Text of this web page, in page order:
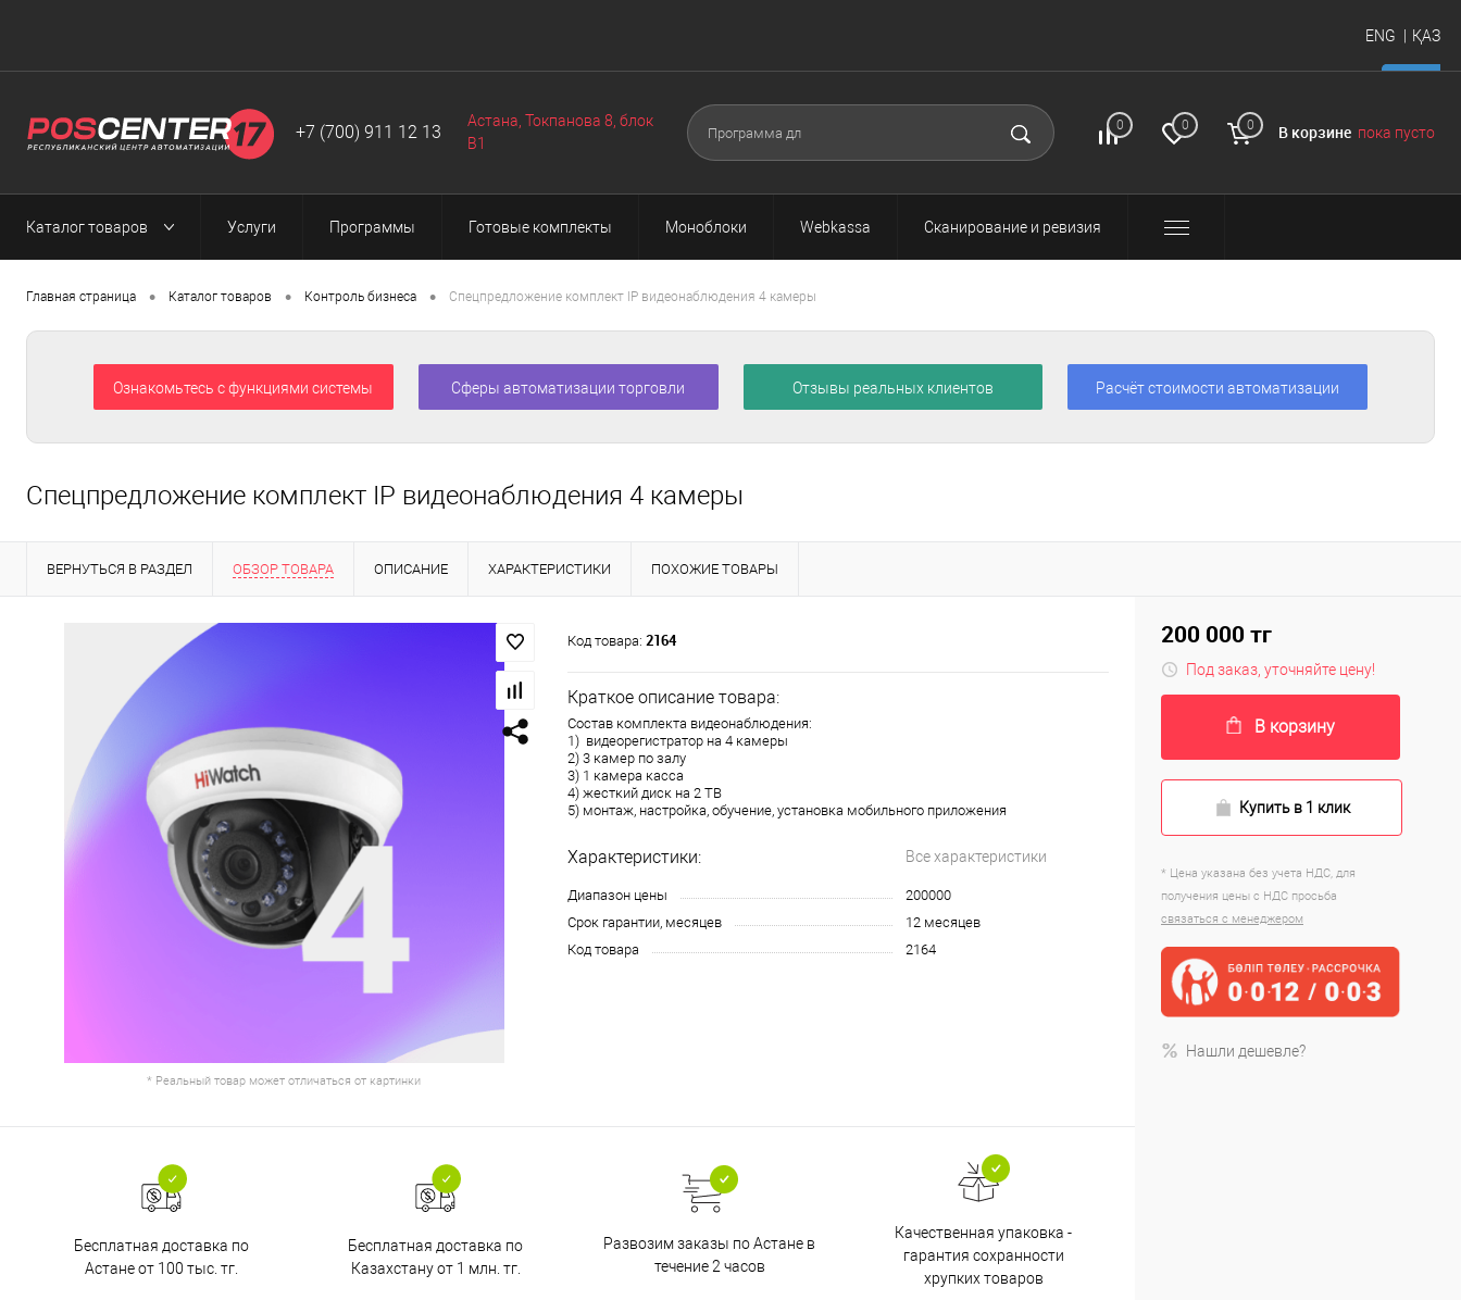
ENG ҚАЗ
регистрация
+7 (700) 911 12 13
Астана, Токпанова 8, блок
B1
0 0 0 В корзине пока пусто
Каталог товаров Услуги Программы Готовые комплекты Моноблоки Webkassa Сканирование и ревизия
Главная страница • Каталог товаров • Контроль бизнеса • Спецпредложение комплект IP видеонаблюдения 4 камеры
Ознакомьтесь с функциями системы Сферы автоматизации торговли Отзывы реальных клиентов Расчёт стоимости автоматизации
Спецпредложение комплект IP видеонаблюдения 4 камеры
ВЕРНУТЬСЯ В РАЗДЕЛ ОБЗОР ТОВАРА ОПИСАНИЕ ХАРАКТЕРИСТИКИ ПОХОЖИЕ ТОВАРЫ
* Реальный товар может отличаться от картинки
Код товара: 2164
Краткое описание товара:
Состав комплекта видеонаблюдения:
1) видеорегистратор на 4 камеры
2) 3 камер по залу
3) 1 камера касса
4) жесткий диск на 2 TB
5) монтаж, настройка, обучение, установка мобильного приложения
Характеристики: Все характеристики
Диапазон цены
200000
Срок гарантии, месяцев
12 месяцев
Код товара
2164
Бесплатная доставка по
Астане от 100 тыс. тг.
Бесплатная доставка по
Казахстану от 1 млн. тг.
Развозим заказы по Астане в
течение 2 часов
Качественная упаковка -
гарантия сохранности
хрупких товаров
200 000 тг
Под заказ, уточняйте цену!
В корзину
Купить в 1 клик
* Цена указана без учета НДС, для
получения цены с НДС просьба
связаться с менеджером
Нашли дешевле?